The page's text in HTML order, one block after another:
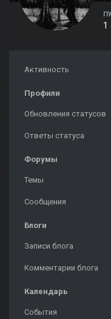
1
Активность
Профили
Обновления статусов
Ответы статуса
Форумы
Темы
Сообщения
Блоги
Записи блога
Комментарии блога
Календарь
События